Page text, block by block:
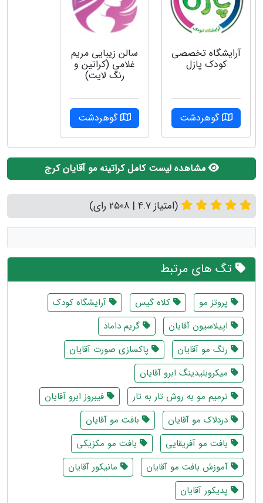
آرایشگاه تخصصی
کودک پازل
گوهردشت
سالن زیبایی مریم
غلامی (کراتین و
رنگ لایت)
گوهردشت
مشاهده لیست کامل کراتینه مو آقایان کرج
(امتیاز 4.7 | 2508 رای)
تگ های مرتبط
پروتز مو کلاه گیس
آرایشگاه کودک
اپیلاسیون آقایان
گریم داماد
رنگ مو آقایان
پاکسازی صورت آقایان
میکروبلیدینگ ابرو آقایان
ترمیم مو به روش تار به تار
فیبروز ابرو آقایان
دردلاک مو آقایان
بافت مو آقایان
بافت مو آفریقایی
بافت مو مکزیکی
آموزش بافت مو آقایان
مانیکور آقایان
پدیکور آقایان